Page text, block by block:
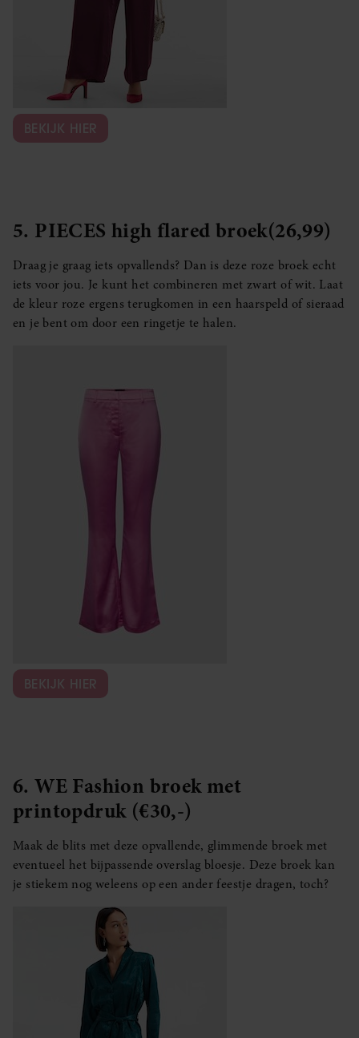
BEKIJK HIER
5. PIECES high flared broek(26,99)
Draag je graag iets opvallends? Dan is deze roze broek echt
iets voor jou. Je kunt het combineren met zwart of wit. Laat
de kleur roze ergens terugkomen in een haarspeld of sieraad
en je bent om door een ringetje te halen.
BEKIJK HIER
6. WE Fashion broek met
printopdruk (€30,-)
Maak de blits met deze opvallende, glimmende broek met
eventueel het bijpassende overslag bloesje. Deze broek kan
je stiekem nog weleens op een ander feestje dragen, toch?